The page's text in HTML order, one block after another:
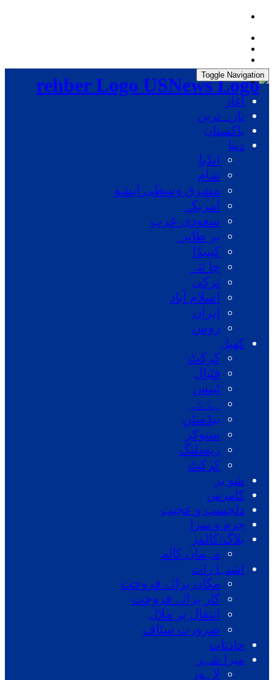
rehber Logo Toggle Navigation
آغاز
تازہ ترین
پاکستان
دنیا
انڈیا
شام
مشرق وسطی ایشو
امریکہ
سعودی عرب
بر طانیہ
کینیڈا
چا ئنہ
ترکی
اسلام آباد
ایران
روس
کھیل
کرکٹ
فٹبال
ٹینس
ہاکی
بیڈمنٹن
سنوکر
ریسلنگ
کرکٹ
شو بز
کامرس
دلچسپ و عجیب
جرم و سزا
بلاگ/کالمز
مہمان کالم
اشتہا رات
مکان برائے فروخت
کار برائے فروخت
انتقال پر ملال
ضرورت سٹاف
حادثات
میرا شہر
لاہور